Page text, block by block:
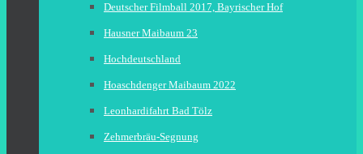
Deutscher Filmball 2017, Bayrischer Hof
Hausner Maibaum 23
Hochdeutschland
Hoaschdenger Maibaum 2022
Leonhardifahrt Bad Tölz
Zehmerbräu-Segnung